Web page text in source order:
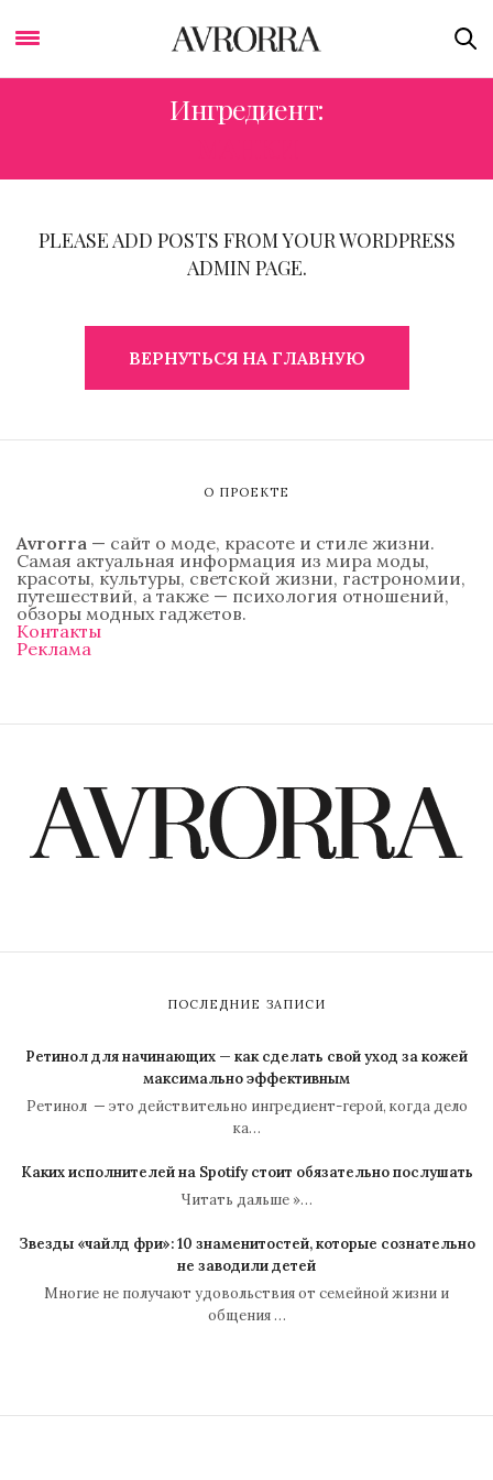
Ингредиент:
PLEASE ADD POSTS FROM YOUR WORDPRESS
ADMIN PAGE.
ВЕРНУТЬСЯ НА ГЛАВНУЮ
О ПРОЕКТЕ
Avrorra — сайт о моде, красоте и стиле жизни.
Самая актуальная информация из мира моды,
красоты, культуры, светской жизни, гастрономии,
путешествий, а также — психология отношений,
обзоры модных гаджетов.
Контакты
Реклама
ПОСЛЕДНИЕ ЗАПИСИ
Ретинол для начинающих — как сделать свой уход за кожей
максимально эффективным
Ретинол — это действительно ингредиент-герой, когда дело
ка…
Каких исполнителей на Spotify стоит обязательно послушать
Читать дальше »…
Звезды «чайлд фри»: 10 знаменитостей, которые сознательно
не заводили детей
Многие не получают удовольствия от семейной жизни и
общения …